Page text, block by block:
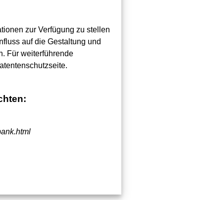
zur Verfügung zu stellen
auf die Gestaltung und
Für weiterführende